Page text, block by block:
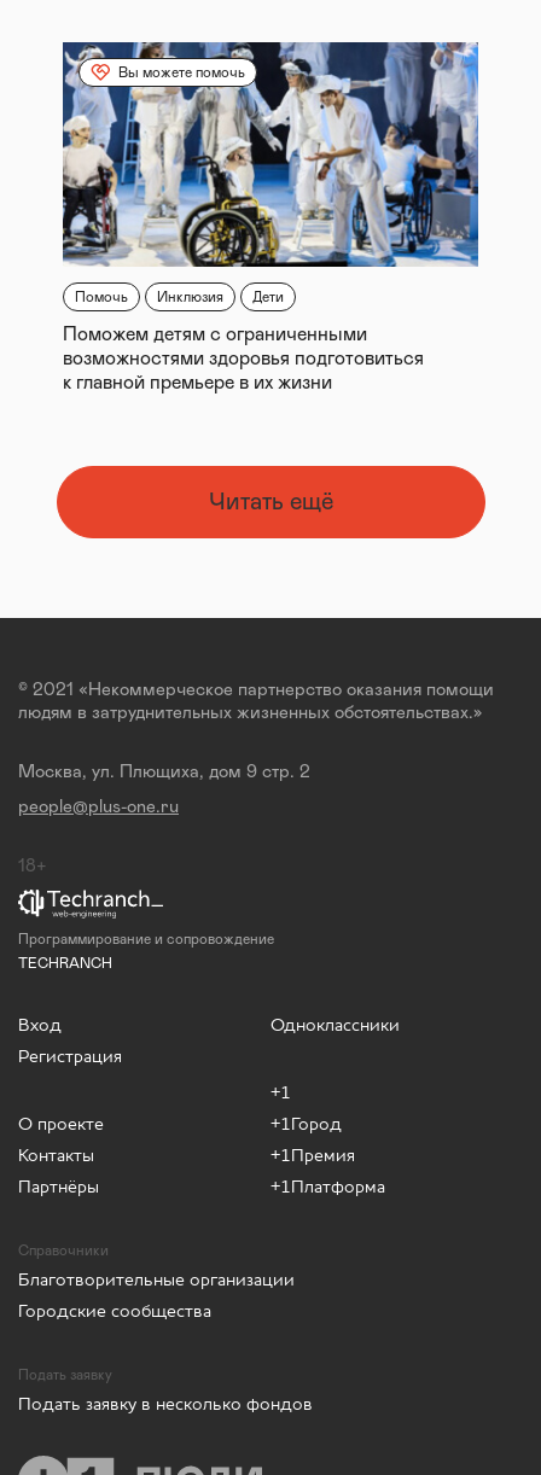
Вы можете помочь
Помочь Инклюзия Дети
Поможем детям с ограниченными
возможностями здоровья подготовиться
к главной премьере в их жизни
Читать ещё
© 2021 «Некоммерческое партнерство оказания помощи
людям в затруднительных жизненных обстоятельствах.»
Москва, ул. Плющиха, дом 9 стр. 2
people@plus-one.ru
18+
Программирование и сопровождение
TECHRANCH
Вход
Регистрация
О проекте
Контакты
Партнёры
Одноклассники
+1
+1Город
+1Премия
+1Платформа
Справочники
Благотворительные организации
Городские сообщества
Подать заявку
Подать заявку в несколько фондов